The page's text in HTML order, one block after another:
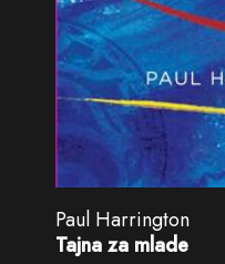
Paul Harrington
Tajna za mlade